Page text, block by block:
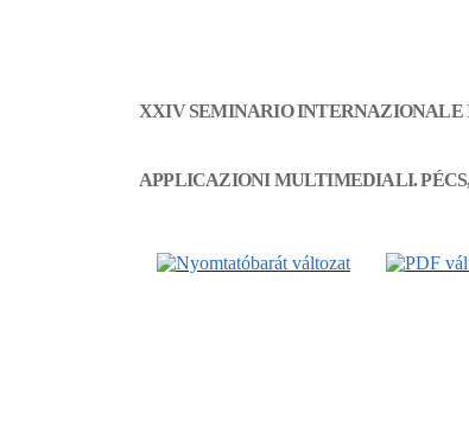
XXIV SEMINARIO
APPLICAZIONI MULTIMEDIALI. PÉCS,